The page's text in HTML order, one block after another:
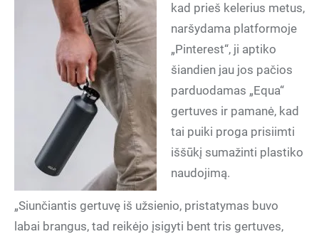
kad prieš kelerius metus,
naršydama platformoje
„Pinterest“, ji aptiko
šiandien jau jos pačios
parduodamas „Equa“
gertuves ir pamanė, kad
tai puiki proga prisiimti
iššūkį sumažinti plastiko
naudojimą.
„Siunčiantis gertuvę iš užsienio, pristatymas buvo
labai brangus, tad reikėjo įsigyti bent tris gertuves,